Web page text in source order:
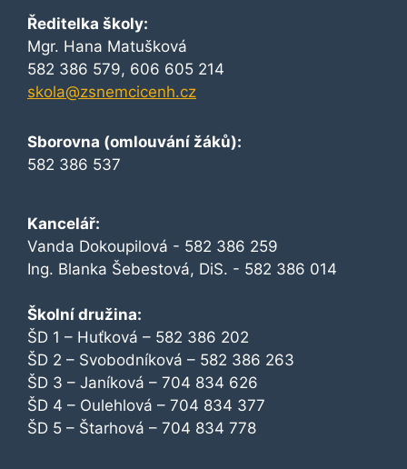
Ředitelka školy:
Mgr. Hana Matušková
582 386 579, 606 605 214
skola@zsnemcicenh.cz
Sborovna (omlouvání žáků):
582 386 537
Kancelář:
Vanda Dokoupilová - 582 386 259
Ing. Blanka Šebestová, DiS. - 582 386 014
Školní družina:
ŠD 1 – Huťková – 582 386 202
ŠD 2 – Svobodníková – 582 386 263
ŠD 3 – Janíková – 704 834 626
ŠD 4 – Oulehlová – 704 834 377
ŠD 5 – Štarhová – 704 834 778